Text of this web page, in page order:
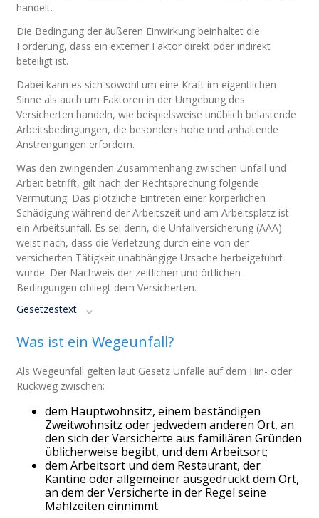
handelt.
Die Bedingung der äußeren Einwirkung beinhaltet die
Forderung, dass ein externer Faktor direkt oder indirekt
beteiligt ist.
Dabei kann es sich sowohl um eine Kraft im eigentlichen
Sinne als auch um Faktoren in der Umgebung des
Versicherten handeln, wie beispielsweise unüblich belastende
Arbeitsbedingungen, die besonders hohe und anhaltende
Anstrengungen erfordern.
Was den zwingenden Zusammenhang zwischen Unfall und
Arbeit betrifft, gilt nach der Rechtsprechung folgende
Vermutung: Das plötzliche Eintreten einer körperlichen
Schädigung während der Arbeitszeit und am Arbeitsplatz ist
ein Arbeitsunfall. Es sei denn, die Unfallversicherung (AAA)
weist nach, dass die Verletzung durch eine von der
versicherten Tätigkeit unabhängige Ursache herbeigeführt
wurde. Der Nachweis der zeitlichen und örtlichen
Bedingungen obliegt dem Versicherten.
Gesetzestext
Was ist ein Wegeunfall?
Als Wegeunfall gelten laut Gesetz Unfälle auf dem Hin- oder
Rückweg zwischen:
dem Hauptwohnsitz, einem beständigen
Zweitwohnsitz oder jedwedem anderen Ort, an
den sich der Versicherte aus familiären Gründen
üblicherweise begibt, und dem Arbeitsort;
dem Arbeitsort und dem Restaurant, der
Kantine oder allgemeiner ausgedrückt dem Ort,
an dem der Versicherte in der Regel seine
Mahlzeiten einnimmt.